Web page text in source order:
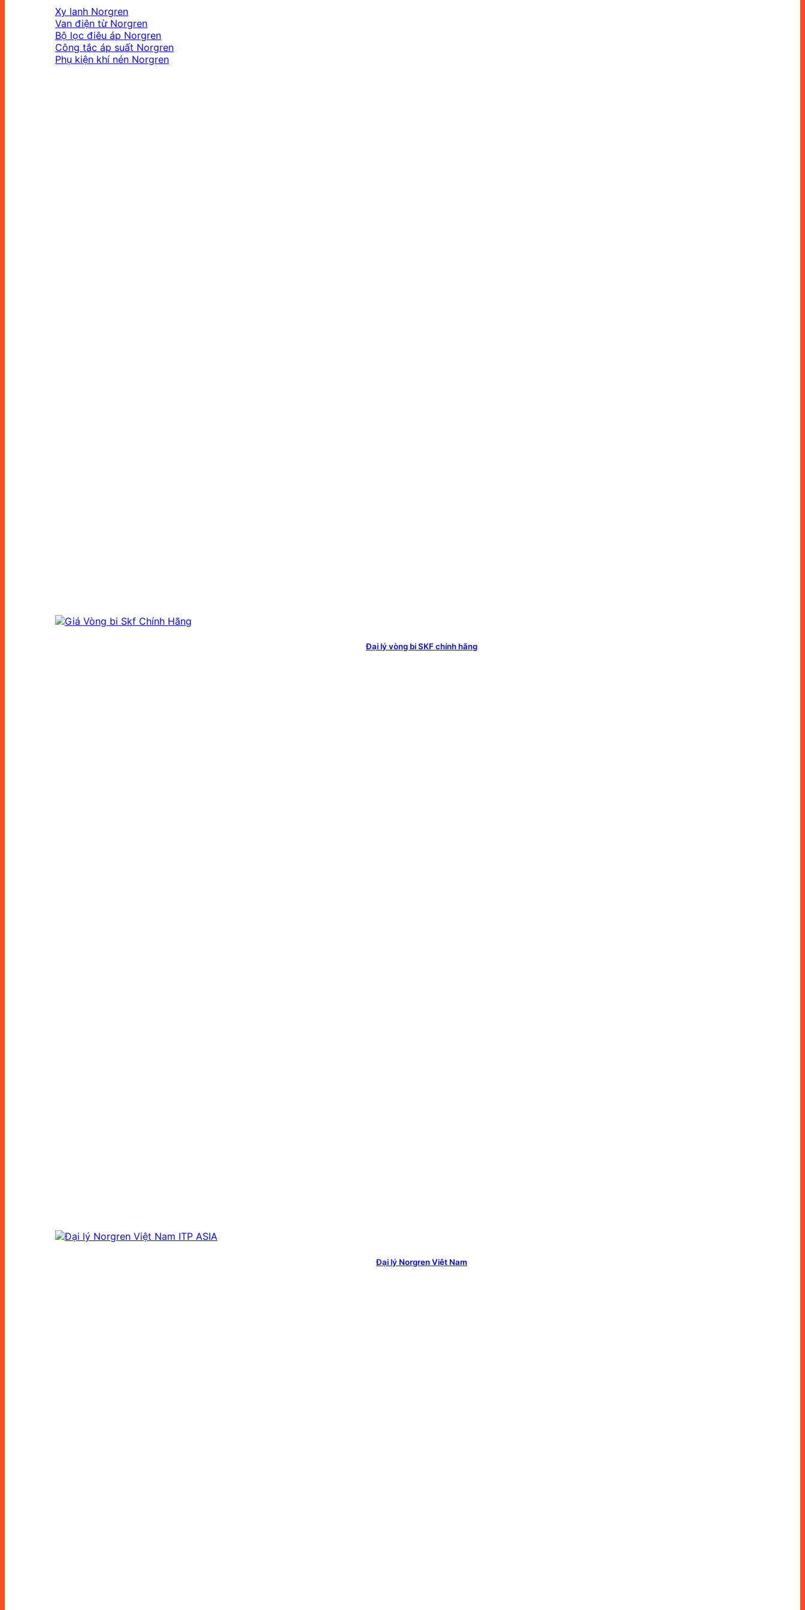
Xy lanh Norgren
Van điện từ Norgren
Bộ lọc điêu áp Norgren
Công tắc áp suất Norgren
Phụ kiện khí nén Norgren
Đại lý vòng bi SKF chính hãng
Đại lý Norgren Việt Nam